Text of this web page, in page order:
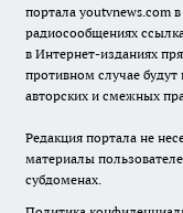
портала youtvnews.com
радиосообщениях
в Интернет-изданиях
противном случае
авторских и смежных
Редакция портала не
материалы
субдоменах.